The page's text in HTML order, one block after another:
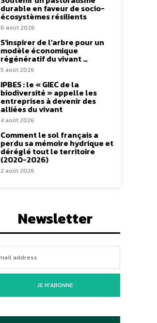
durable en faveur de socio-
écosystèmes résilients
6 août 2026
S’inspirer de l’arbre pour un
modèle économique
régénératif du vivant …
5 août 2026
IPBES : le « GIEC de la
biodiversité » appelle les
entreprises à devenir des
alliées du vivant
4 août 2026
Comment le sol français a
perdu sa mémoire hydrique et
déréglé tout le territoire
(2020-2026)
2 août 2026
Newsletter
JE M'ABONNE